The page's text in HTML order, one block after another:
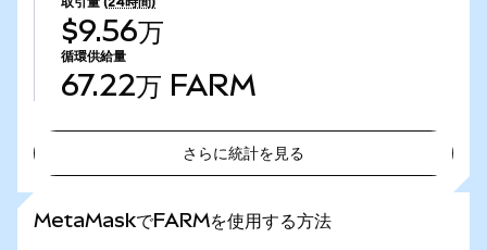
$9.56万
循環供給量
67.22万 FARM
さらに統計を見る
MetaMaskでFARMを使用する方法